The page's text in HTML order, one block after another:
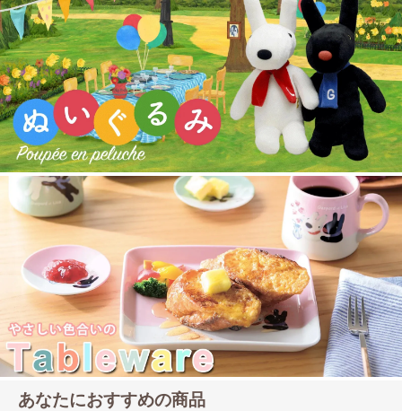
あなたにおすすめの商品